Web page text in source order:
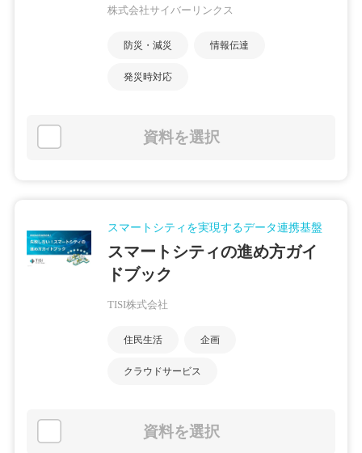
株式会社サイバーリンクス
防災・減災 情報伝達
発災時対応
資料を選択
スマートシティを実現するデータ連携基盤
スマートシティの進め方ガイ
ドブック
TISI株式会社
住民生活 企画
クラウドサービス
資料を選択